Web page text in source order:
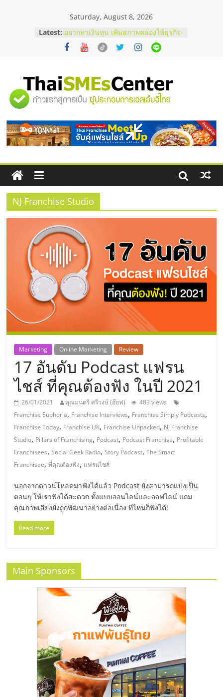
Saturday, August 8, 2026
Latest:
บริษัท Cybersecurity ในไทยที่ไหนดี?
วิธีเลือกผู้ให้บริการให้คุ้มค่าและตอบ
โจทย์ธุรกิจ
อยากหาเงินทุน เพิ่มสภาพคล่องให้ธุรกิจ
บริการน้ำมัน Shell
สัมมนาลงทุน แฟรนไชส์ยอนนี่
ThaiFranchise Meet Up จับคู่แฟรน
ร้านเครื่องเสียงคุณภาพสูง พร้อม
โซลูชันระบบภาพและเสียง
"ศูนย์
รวม
ข้อมูล
ธุรกิจ
SME
แห่ง
ประเทศไทย,
ThaiSMEsCenter,
รวม
ธุรกิจ
เอ
ส
เอ็
มอี
ไทย,
SMEs,
แฟ
รน
ไชส์,
ปรึกษา
แฟ
NJ Franchise Studio
Marketing Online Marketing Review
17 อันดับ Podcast แฟรน
ไชส์ ที่คุณต้องฟัง ในปี 2021
26/01/2021 คุณมนตรี ศรีวงษ์ (อ๊อฟ)
483 views
Franchise Euphoria, Franchise Interviews, Franchise Simply Podcasts,
Franchise Today, Franchise UK, Franchise Unpacked, NJ Franchise
Studio, Pillars of Franchising, Podcast, Podcast Franchise, Profitable
Franchisees,Social Geek Radio,Story Podcast,The Smart
Franchisee,ที่คุณต้องฟัง, แฟรนไชส์
นอกจากดาวน์โหลดมาฟังได้แล้ว Podcast ยังสามารถแบ่งเป็น
ตอนๆ ให้เราฟังได้สะดวก ทั้งแบบออนไลน์และออฟไลน์ แถม
คุณภาพเสียงยังถูกพัฒนาอย่างต่อเนื่อง ทีไหนก็ฟังได้!
Read more
Main Sponsors